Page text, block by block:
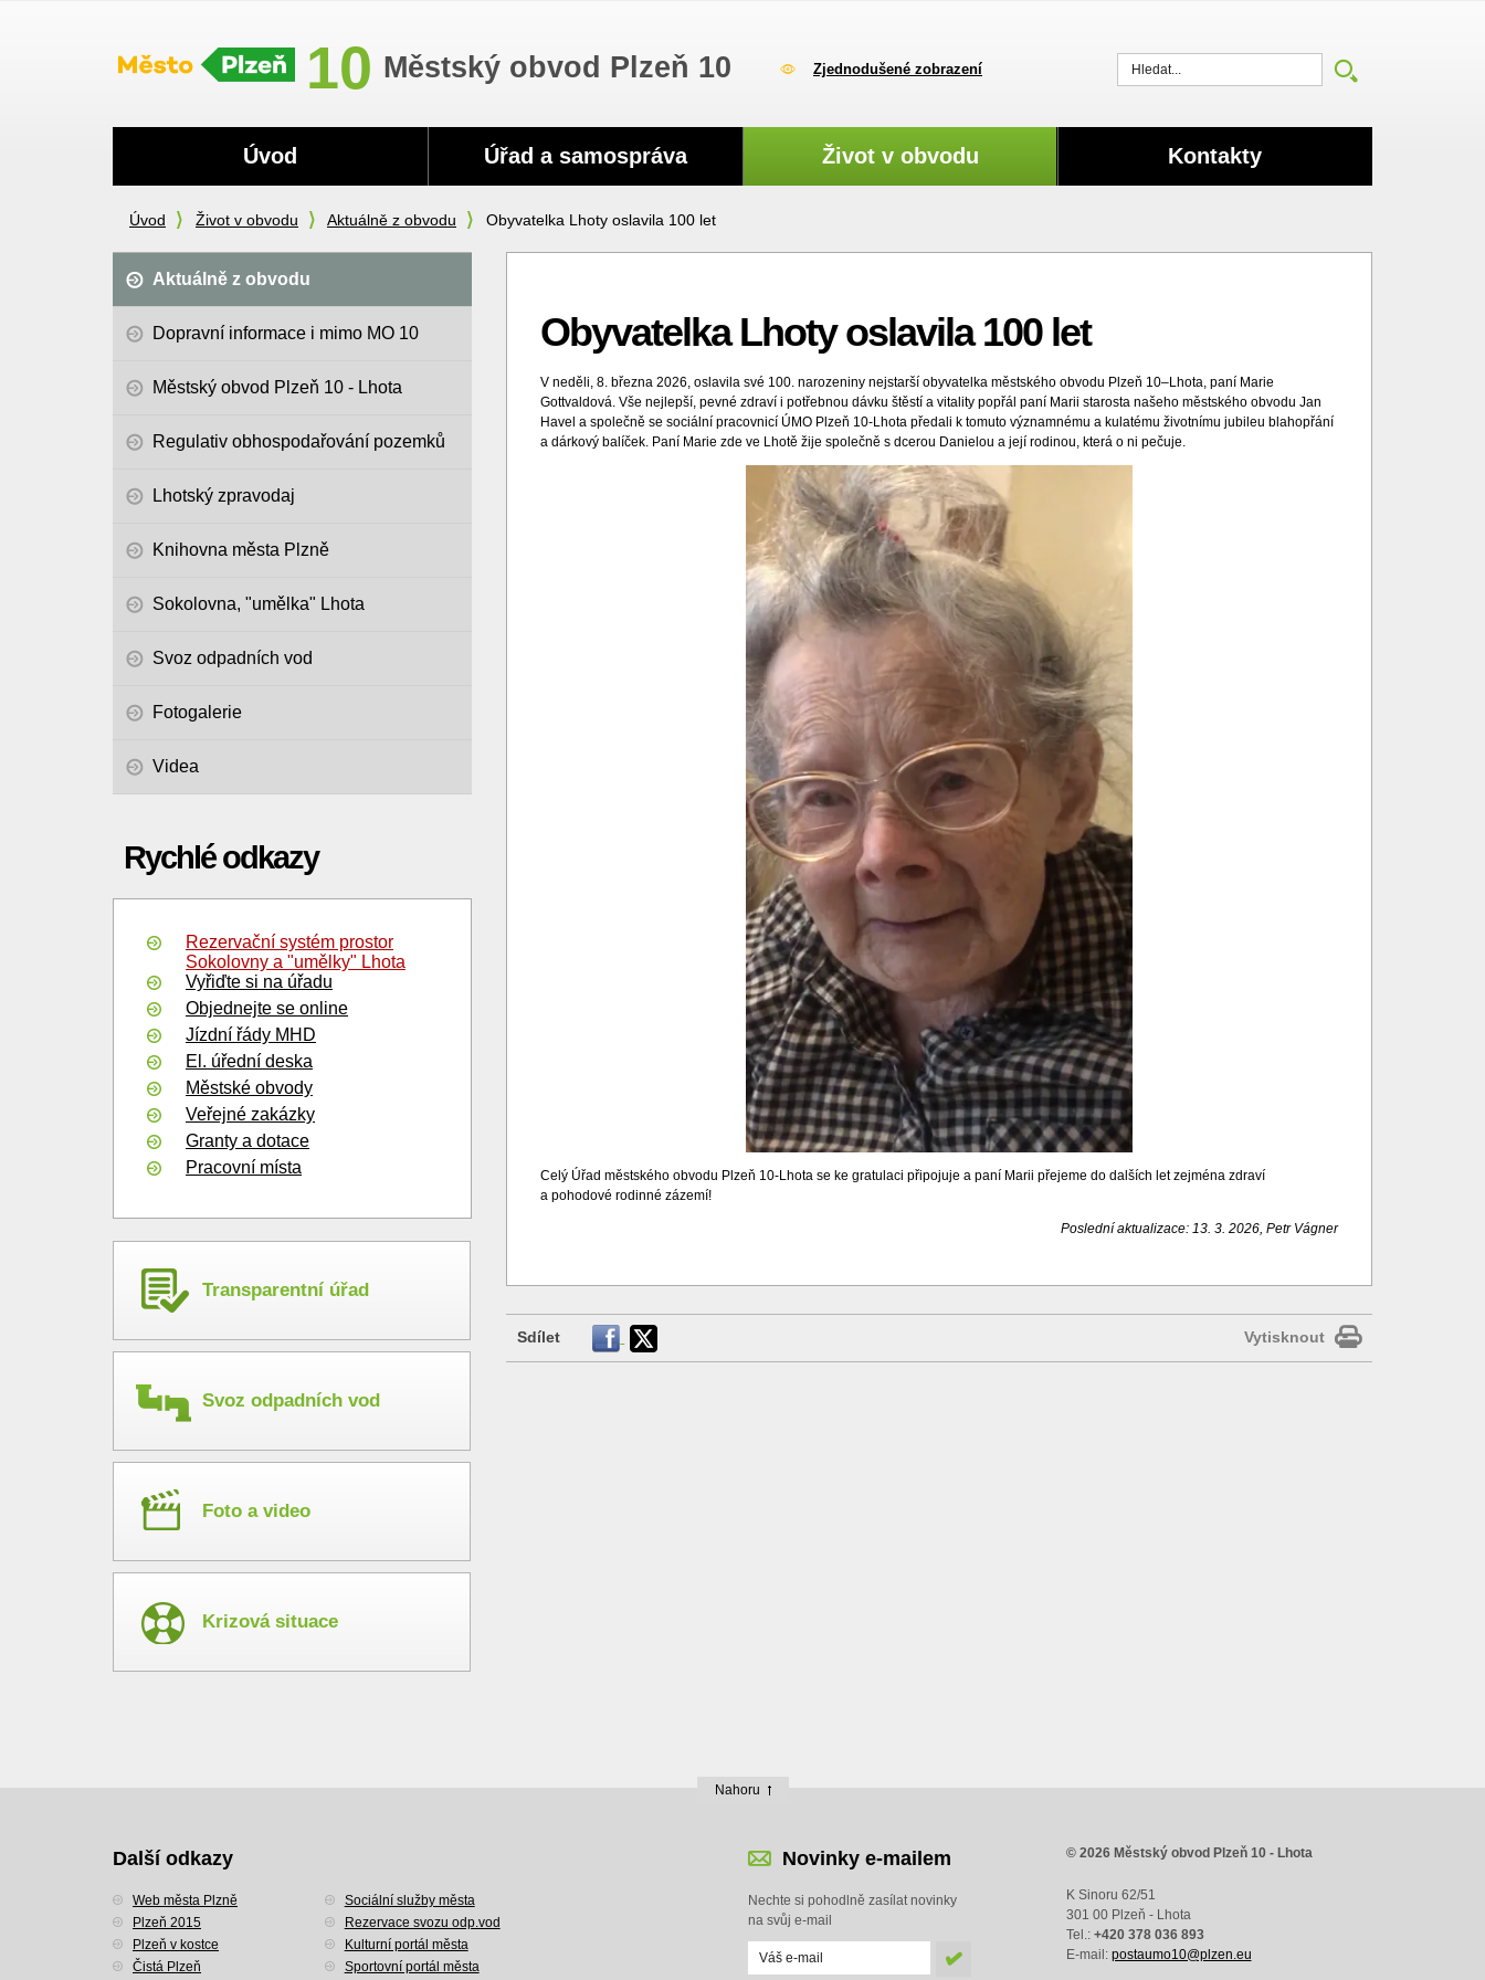
Městský obvod Plzeň 10 Zjednodušené zobrazení
Úvod Život v obvodu Aktuálně z obvodu Obyvatelka Lhoty oslavila 100 let
Obyvatelka Lhoty oslavila 100 let
V neděli, 8. března 2026, oslavila své 100. narozeniny nejstarší obyvatelka městského obvodu Plzeň 10–Lhota, paní Marie
Gottvaldová. Vše nejlepší, pevné zdraví i potřebnou dávku štěstí a vitality popřál paní Marii starosta našeho městského obvodu Jan
Havel a společně se sociální pracovnicí ÚMO Plzeň 10-Lhota předali k tomuto významnému a kulatému životnímu jubileu blahopřání
a dárkový balíček. Paní Marie zde ve Lhotě žije společně s dcerou Danielou a její rodinou, která o ni pečuje.
Celý Úřad městského obvodu Plzeň 10-Lhota se ke gratulaci připojuje a paní Marii přejeme do dalších let zejména zdraví
a pohodové rodinné zázemí!
Poslední aktualizace: 13. 3. 2026, Petr Vágner
Sdílet Vytisknout
Aktuálně z obvodu
Dopravní informace i mimo MO 10
Městský obvod Plzeň 10 - Lhota
Regulativ obhospodařování pozemků
Lhotský zpravodaj
Knihovna města Plzně
Sokolovna, "umělka" Lhota
Svoz odpadních vod
Fotogalerie
Videa
Rychlé odkazy
Rezervační systém prostor
Sokolovny a "umělky" Lhota
Vyřiďte si na úřadu
Objednejte se online
Jízdní řády MHD
El. úřední deska
Městské obvody
Veřejné zakázky
Granty a dotace
Pracovní místa
Transparentní úřad
Svoz odpadních vod
Foto a video
Krizová situace
Úvod Úřad a samospráva Život v obvodu Kontakty
Nahoru
Další odkazy
Web města Plzně
Plzeň 2015
Plzeň v kostce
Čistá Plzeň
Sociální služby města
Rezervace svozu odp.vod
Kulturní portál města
Sportovní portál města
Novinky e-mailem
Nechte si pohodlně zasílat novinky
na svůj e-mail
© 2026 Městský obvod Plzeň 10 - Lhota
K Sinoru 62/51
301 00 Plzeň - Lhota
Tel.: +420 378 036 893
E-mail: postaumo10@plzen.eu